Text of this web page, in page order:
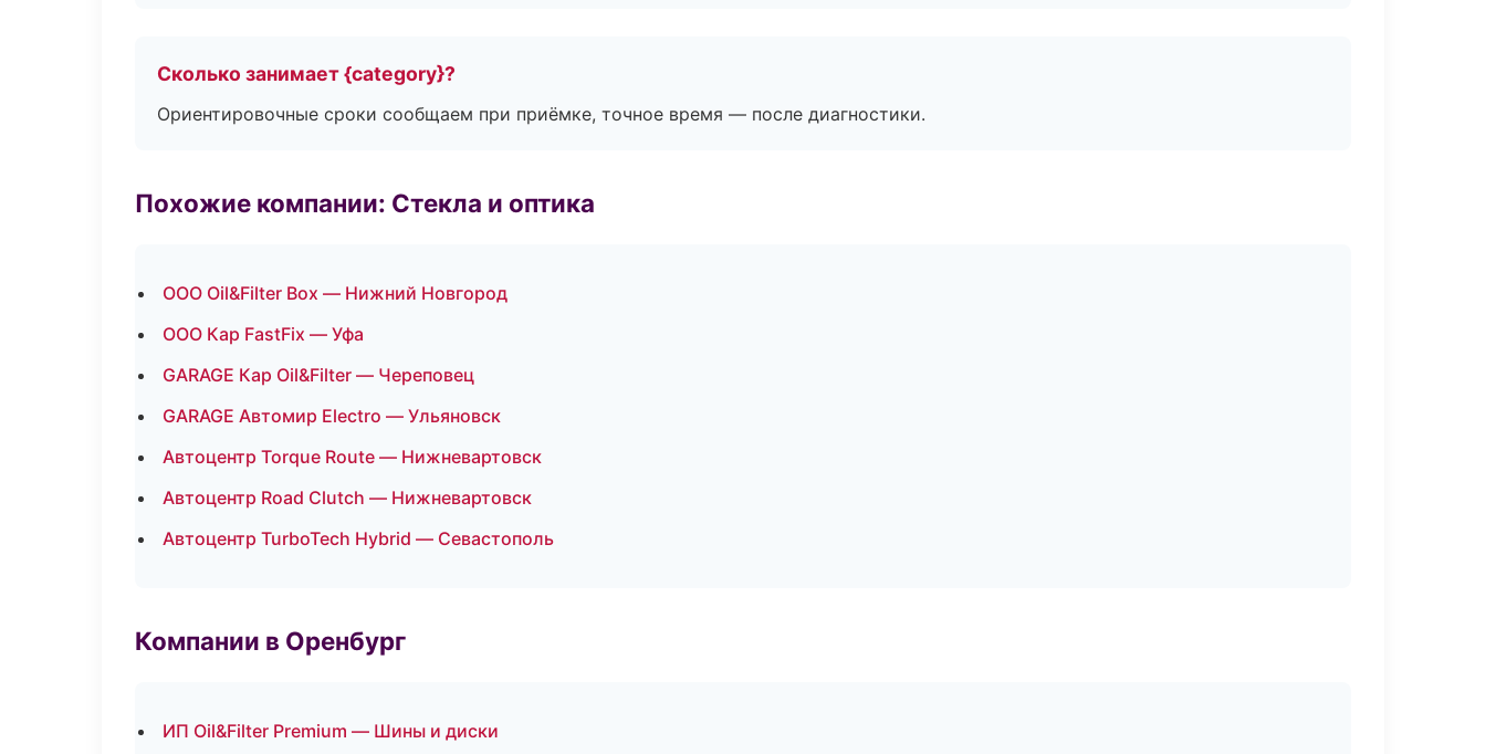
Сколько занимает {category}?
Ориентировочные сроки сообщаем при приёмке, точное время — после диагностики.
Похожие компании: Стекла и оптика
ООО Oil&Filter Box — Нижний Новгород
ООО Кар FastFix — Уфа
GARAGE Кар Oil&Filter — Череповец
GARAGE Автомир Electro — Ульяновск
Автоцентр Torque Route — Нижневартовск
Автоцентр Road Clutch — Нижневартовск
Автоцентр TurboTech Hybrid — Севастополь
Компании в Оренбург
ИП Oil&Filter Premium — Шины и диски